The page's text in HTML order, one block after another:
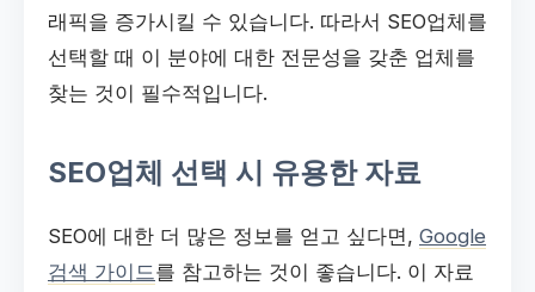
래픽을 증가시킬 수 있습니다. 따라서 SEO업체를
선택할 때 이 분야에 대한 전문성을 갖춘 업체를
찾는 것이 필수적입니다.
SEO업체 선택 시 유용한 자료
SEO에 대한 더 많은 정보를 얻고 싶다면, Google
검색 가이드를 참고하는 것이 좋습니다. 이 자료